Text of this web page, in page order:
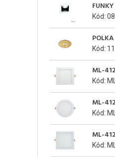
Kód:
Kód:
ML-
Kód:
ML-
Kód:
ML-
Kód: